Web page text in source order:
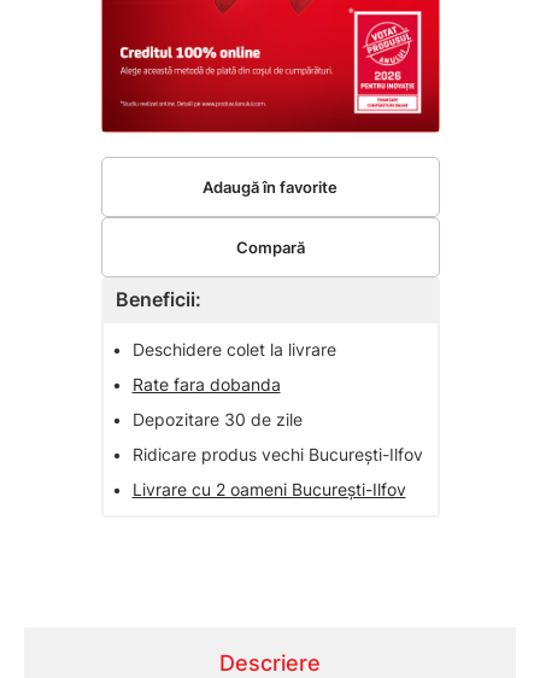
Beneficii:
•
Deschidere colet la livrare
•
Rate fara dobanda
•
Depozitare 30 de zile
•
Ridicare produs vechi București-Ilfov
•
Livrare cu 2 oameni București-Ilfov
Adaugă în favorite
Compară
Descriere